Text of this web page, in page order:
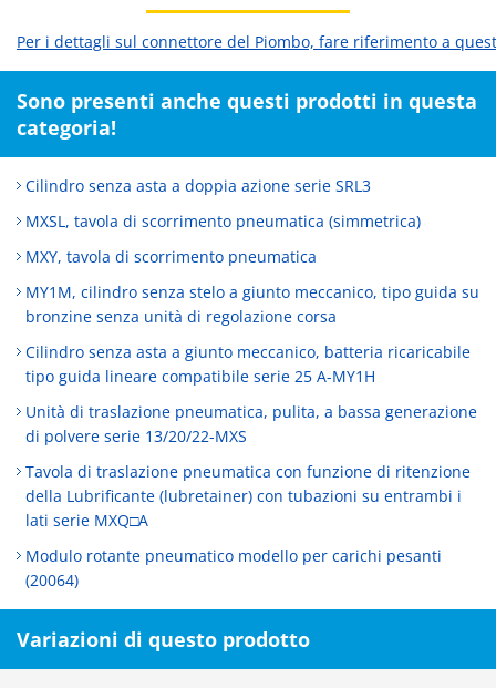
Per i dettagli sul connettore del Piombo, fare riferimento a
Sono presenti anche questi prodotti in questa
categoria!
Cilindro senza asta a doppia azione serie SRL3
MXSL, tavola di scorrimento pneumatica (simmetrica)
MXY, tavola di scorrimento pneumatica
MY1M, cilindro senza stelo a giunto meccanico, tipo guida su
bronzine senza unità di regolazione corsa
Cilindro senza asta a giunto meccanico, batteria ricaricabile
tipo guida lineare compatibile serie 25 A-MY1H
Unità di traslazione pneumatica, pulita, a bassa generazione
di polvere serie 13/20/22-MXS
Tavola di traslazione pneumatica con funzione di ritenzione
della Lubrificante (lubretainer) con tubazioni su entrambi i
lati serie MXQ□A
Modulo rotante pneumatico modello per carichi pesanti
(20064)
Variazioni di questo prodotto